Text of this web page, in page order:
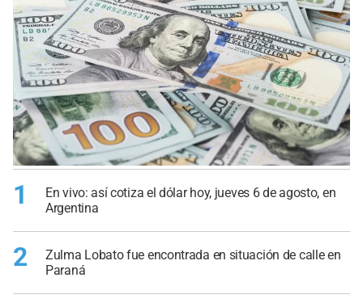
1
En vivo: así cotiza el dólar hoy, jueves 6 de agosto, en
Argentina
2
Zulma Lobato fue encontrada en situación de calle en
Paraná